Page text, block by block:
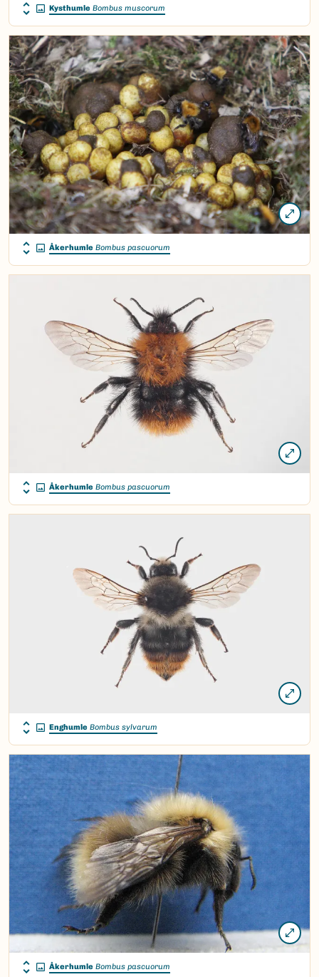
Kysthumle Bombus muscorum
Åkerhumle Bombus pascuorum
Åkerhumle Bombus pascuorum
Enghumle Bombus sylvarum
Åkerhumle Bombus pascuorum